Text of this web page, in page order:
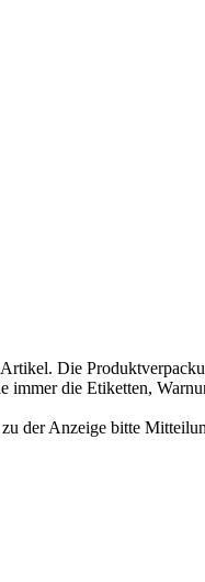
Die
immer die Etiketten,
der Anzeige bitte